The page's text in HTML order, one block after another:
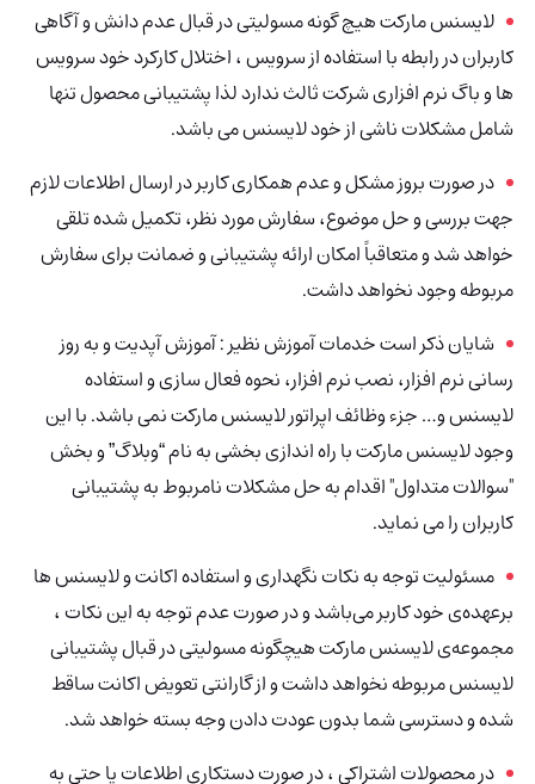
لایسنس مارکت هیچ گونه مسولیتی در قبال عدم دانش و آگاهی
کاربران در رابطه با استفاده از سرویس ، اختلال کارکرد خود سرویس
ها و باگ نرم افزاری شرکت ثالث ندارد لذا پشتیبانی محصول تنها
شامل مشکلات ناشی از خود لایسنسمی باشد.
در صورت بروز مشکل و عدم همکاری کاربر در ارسال اطلاعات لازم
جهت بررسی و حل موضوع، سفارش مورد نظر، تکمیل شده تلقی
خواهد شد و متعاقباً امکان ارائه پشتیبانی و ضمانت برای سفارش
مربوطه وجود نخواهد داشت.
شایان ذکر است خدمات آموزش نظیر : آموزش آپدیت و به روز
رسانی نرم افزار، نصب نرم افزار، نحوه فعال سازی و استفاده
لایسنس و… جزء وظائف اپراتور لایسنس مارکت نمی باشد. با این
وجود لایسنس مارکت با راه اندازی بخشی به نام “وبلاگ” و بخش
"سوالات متداول" اقدام به حل مشکلات نامربوط به پشتیبانی
کاربران را می نماید.
مسئولیت توجه به نکات نگهداری و استفاده اکانت و لایسنس ها
برعهده‌ی خود کاربر می‌باشد و در صورت عدم توجه به این نکات ،
مجموعه‌ی لایسنس مارکت هیچگونه مسولیتی در قبال پشتیبانی
لایسنس مربوطه نخواهد داشت و از گارانتی تعویض اکانت ساقط
شده و دسترسی شما بدون عودت دادن وجه بسته خواهد شد.
در محصولات اشتراکی ، در صورت دستکاری اطلاعات یا حتی به